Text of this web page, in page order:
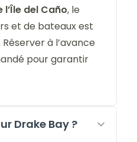
del Caño, le
et de bateaux est
à l’avance
pour garantir
Drake Bay ?